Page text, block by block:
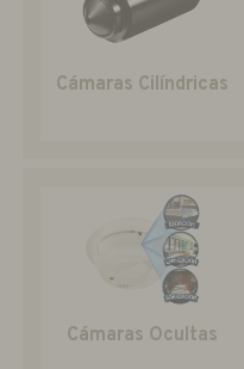
Cámaras Cilíndricas
Cámaras Ocultas